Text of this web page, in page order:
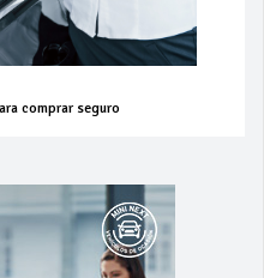
comprar seguro